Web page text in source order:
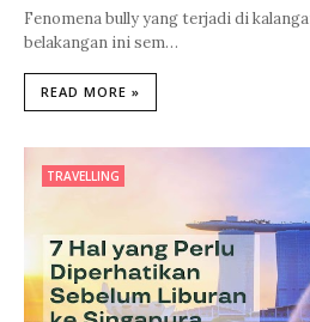
Fenomena bully yang terjadi di
belakangan ini sem…
READ MORE »
TRAVELLING